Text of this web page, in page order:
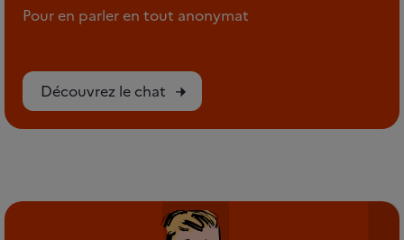
Pour en parler en tout anonymat
Découvrez le chat